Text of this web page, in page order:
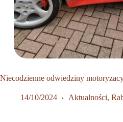
Niecodzienne odwiedziny
14/10/2024 Aktualności,